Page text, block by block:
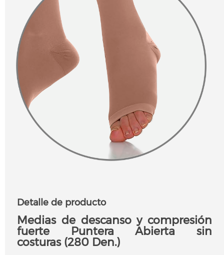
Detalle de producto
Medias de descanso y compresión
fuerte Puntera Abierta sin
costuras (280 Den.)